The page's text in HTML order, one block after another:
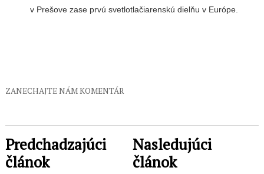
v Prešove zase prvú svetlotlačiarenskú dielňu v Európe.
ZANECHAJTE NÁM KOMENTÁR
Predchadzajúci
článok
Nasledujúci
článok